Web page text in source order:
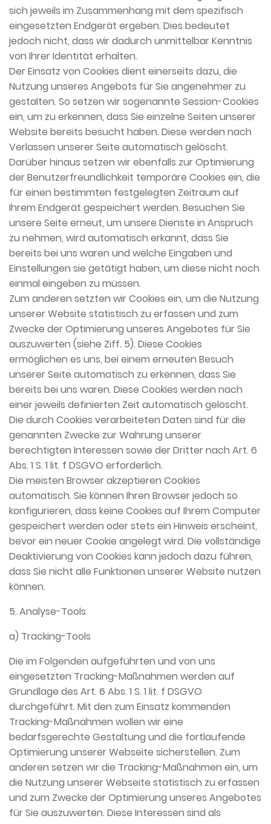
sich jeweils im Zusammenhang mit dem spezifisch
eingesetzten Endgerät ergeben. Dies bedeutet
jedoch nicht, dass wir dadurch unmittelbar Kenntnis
von Ihrer Identität erhalten.
Der Einsatz von Cookies dient einerseits dazu, die
Nutzung unseres Angebots für Sie angenehmer zu
gestalten. So setzen wir sogenannte Session-Cookies
ein, um zu erkennen, dass Sie einzelne Seiten unserer
Website bereits besucht haben. Diese werden nach
Verlassen unserer Seite automatisch gelöscht.
Darüber hinaus setzen wir ebenfalls zur Optimierung
der Benutzerfreundlichkeit temporäre Cookies ein, die
für einen bestimmten festgelegten Zeitraum auf
Ihrem Endgerät gespeichert werden. Besuchen Sie
unsere Seite erneut, um unsere Dienste in Anspruch
zu nehmen, wird automatisch erkannt, dass Sie
bereits bei uns waren und welche Eingaben und
Einstellungen sie getätigt haben, um diese nicht noch
einmal eingeben zu müssen.
Zum anderen setzten wir Cookies ein, um die Nutzung
unserer Website statistisch zu erfassen und zum
Zwecke der Optimierung unseres Angebotes für Sie
auszuwerten (siehe Ziff. 5). Diese Cookies
ermöglichen es uns, bei einem erneuten Besuch
unserer Seite automatisch zu erkennen, dass Sie
bereits bei uns waren. Diese Cookies werden nach
einer jeweils definierten Zeit automatisch gelöscht.
Die durch Cookies verarbeiteten Daten sind für die
genannten Zwecke zur Wahrung unserer
berechtigten Interessen sowie der Dritter nach Art. 6
Abs. 1 S. 1 lit. f DSGVO erforderlich.
Die meisten Browser akzeptieren Cookies
automatisch. Sie können Ihren Browser jedoch so
konfigurieren, dass keine Cookies auf Ihrem Computer
gespeichert werden oder stets ein Hinweis erscheint,
bevor ein neuer Cookie angelegt wird. Die vollständige
Deaktivierung von Cookies kann jedoch dazu führen,
dass Sie nicht alle Funktionen unserer Website nutzen
können.
5. Analyse-Tools
a) Tracking-Tools
Die im Folgenden aufgeführten und von uns
eingesetzten Tracking-Maßnahmen werden auf
Grundlage des Art. 6 Abs. 1 S. 1 lit. f DSGVO
durchgeführt. Mit den zum Einsatz kommenden
Tracking-Maßnahmen wollen wir eine
bedarfsgerechte Gestaltung und die fortlaufende
Optimierung unserer Webseite sicherstellen. Zum
anderen setzen wir die Tracking-Maßnahmen ein, um
die Nutzung unserer Webseite statistisch zu erfassen
und zum Zwecke der Optimierung unseres Angebotes
für Sie auszuwerten. Diese Interessen sind als